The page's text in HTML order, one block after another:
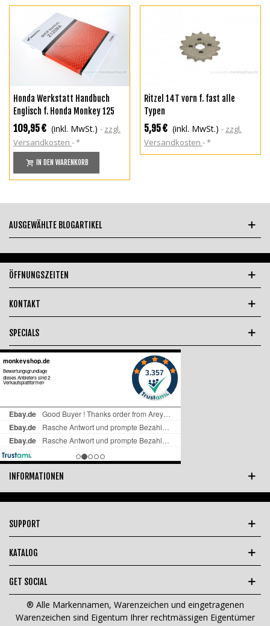
Honda Werkstatt Handbuch
Englisch f. Honda Monkey 125
JB02 2018-2020
109,95 € (inkl. MwSt.)
zzgl.
Versandkosten
*
IN DEN WARENKORB
Ritzel 14T vorn f. fast alle
Typen
5,95 € (inkl. MwSt.)
zzgl.
Versandkosten
*
AUSGEWÄHLTE BLOGARTIKEL
ÖFFNUNGSZEITEN
KONTAKT
SPECIALS
INFORMATIONEN
SUPPORT
KATALOG
GET SOCIAL
® Alle Markennamen, Warenzeichen und eingetragenen
Warenzeichen sind Eigentum Ihrer rechtmässigen Eigentümer